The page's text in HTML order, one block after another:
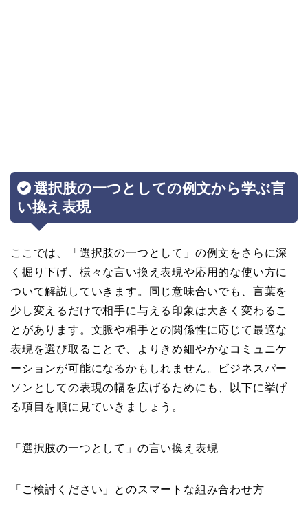
選択肢の一つとしての例文から学ぶ言
い換え表現
ここでは、「選択肢の一つとして」の例文をさらに深
く掘り下げ、様々な言い換え表現や応用的な使い方に
ついて解説していきます。同じ意味合いでも、言葉を
少し変えるだけで相手に与える印象は大きく変わるこ
とがあります。文脈や相手との関係性に応じて最適な
表現を選び取ることで、よりきめ細やかなコミュニケ
ーションが可能になるかもしれません。ビジネスパー
ソンとしての表現の幅を広げるためにも、以下に挙げ
る項目を順に見ていきましょう。
「選択肢の一つとして」の言い換え表現
「ご検討ください」とのスマートな組み合わせ方